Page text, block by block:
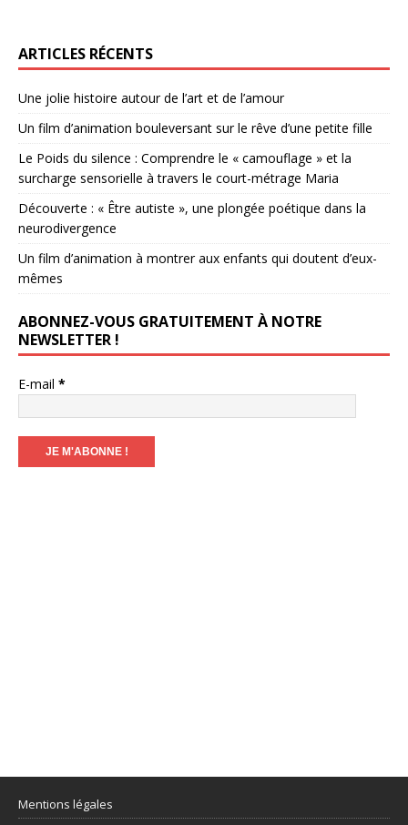
ARTICLES RÉCENTS
Une jolie histoire autour de l’art et de l’amour
Un film d’animation bouleversant sur le rêve d’une petite fille
Le Poids du silence : Comprendre le « camouflage » et la
surcharge sensorielle à travers le court-métrage Maria
Découverte : « Être autiste », une plongée poétique dans la
neurodivergence
Un film d’animation à montrer aux enfants qui doutent d’eux-
mêmes
ABONNEZ-VOUS GRATUITEMENT À NOTRE
NEWSLETTER !
E-mail *
Mentions légales